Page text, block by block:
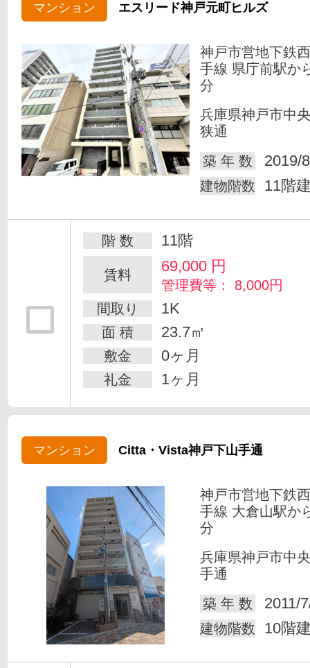
マンション エスリード神戸元町ヒルズ
神戸市営地下鉄
手線 県庁前駅か
分
兵庫県神戸市中
狭通
築 年 数
2019/
建物階数 11階
階 数 11階
賃料 69,000 円
管理費等： 8,000円
間取り
1K
面 積 23.7㎡
敷金 0ヶ月
礼金 1ヶ月
マンション Citta・Vista神戸下山手通
神戸市営地下鉄
手線 大倉山駅か
分
兵庫県神戸市中
手通
築 年 数
2011/
建物階数 10階